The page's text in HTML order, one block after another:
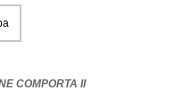
COMPORTA II